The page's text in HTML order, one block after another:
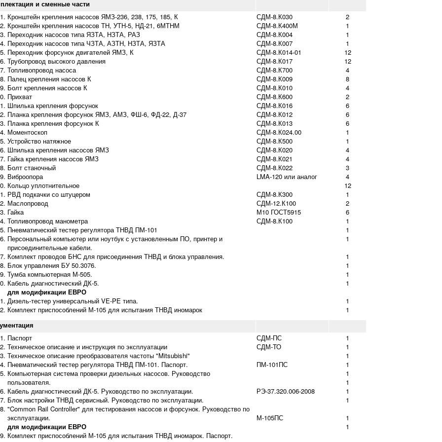
и сменные части
Кронштейн крепления насосов ЯМЗ-236, 238, 175, 185, К
Кронштейн крепления насосов ТН, УТН-5, НД-21, 6МТНМ
Переходник насосов типа ЯЗТА, НЗТА, РАЗ
Переходник насосов типа ЧЗТА, АЗТН, НЗТА, ЯЗТА
Переходник форсунок двигателей ЯМЗ, К
Трубопровод высокого давления
Топливопровод насоса
Палец крепления насосов К
Болт крепления насосов К
Прихват
Шпилька крепления форсунок
Планка крепления форсунок ЯМЗ, АМЗ, ФШ-6, ФД-22, Д-37
Планка крепления форсунок К
Моментоскоп
Устройство натяжное
Шпилька крепления насосов ЯМЗ
Гайка крепления насосов ЯМЗ
Болт станочный
Виброопора
Кольцо уплотнительное
РВД подкачки со штуцером
Маслопровод
Гайка
Топливопровод манометра
Пневматический тестер регулятора ТНВД ПМ-101
Персональный компьютер или ноутбук с установленным ПО, принтер и
присоединительные кабели.
Комплект проводов БНС для присоединения ТНВД и блока управления.
Блок управления БУ 50.3076.
Тумба компьютерная М-505.
Кабель диагностический ДК-5.
для модификации ЕВРО
Дизель-тестер универсальный VE-PE типа.
Комплект приспособлений М-105 для испытания ТНВД иномарок
СДМ-8.К030
СДМ-8.К400М
СДМ-8.К004
СДМ-8.К007
СДМ-8.К014-01
СДМ-8.К017
СДМ-8.К700
СДМ-8.К009
СДМ-8.К010
СДМ-8.К600
СДМ-8.К016
СДМ-8.К012
СДМ-8.К013
СДМ-8.К024.00
СДМ-8.К500
СДМ-8.К020
СДМ-8.К021
СДМ-8.К022
LMA-120 или аналог
СДМ-8.К300
СДМ-12.К100
М10 ГОСТ5915
СДМ-8.К100
2
1
1
1
12
12
4
8
4
2
6
6
6
1
1
4
4
3
4
12
1
2
6
1
1
1
1
1
1
1
1
1
Паспорт
Техническое описание и инструкция по эксплуатации
Техническое описание преобразователя частоты "Mitsubishi"
Пневматический тестер регулятора ТНВД ПМ-101. Паспорт.
Компьютерная система проверки дизельных насосов. Руководство
пользователя.
Кабель диагностический ДК-5. Руководство по эксплуатации.
Блок настройки ТНВД сервисный. Руководство по эксплуатации.
"Common Rail Controller" для тестирования насосов и форсунок. Руководство по
эксплуатации.
для модификации ЕВРО
Комплект приспособлений М-105 для испытания ТНВД иномарок. Паспорт.
СДМ-ПС
СДМ-ТО
ПМ-101ПС
РЭ-37.320.006-2008
М-105ПС
1
1
1
1
1
1
1
1
1
1